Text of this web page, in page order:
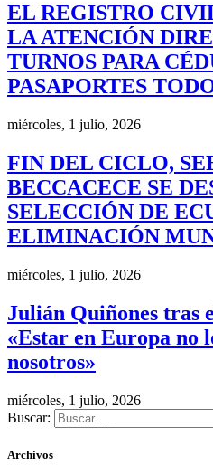
EL REGISTRO
LA ATENCIÓN
TURNOS PARA
PASAPORTES
miércoles, 1 julio, 2026
FIN DEL CICLO,
BECCACECE SE
SELECCIÓN DE
ELIMINACIÓN
miércoles, 1 julio, 2026
Julián Quiñones tras
«Estar en Europa no
nosotros»
miércoles, 1 julio, 2026
Buscar:
Archivos